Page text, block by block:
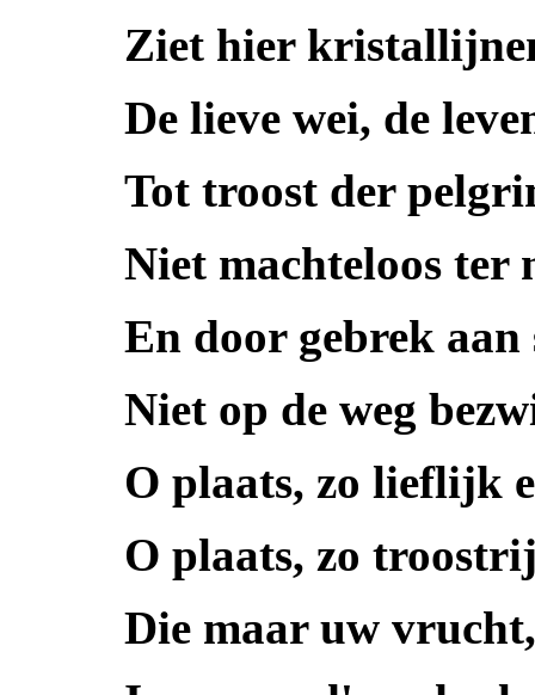
Ziet hier
De lieve wei, de
Tot troost der
Niet machteloos ter
En door gebrek
Niet op de weg
O plaats, zo lieflijk
O plaats, zo
Die maar uw